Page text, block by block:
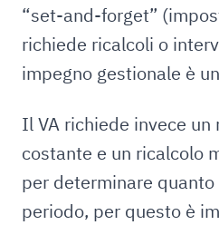
“set-and-forget”
richiede ricalcoli o
impegno gestionale è
Il VA richiede invece un
costante e un ricalcolo
per determinare
periodo, per questo è